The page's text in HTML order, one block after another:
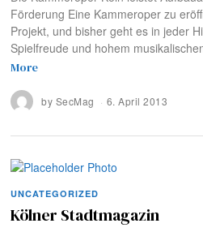
Förderung Eine Kammeroper zu
Projekt, und bisher geht es in jeder
Spielfreude und hohem
More
by SecMag 6. April 2013
UNCATEGORIZED
Kölner Stadtmagazin